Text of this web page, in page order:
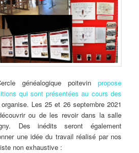
généalogique poitevin propose
qui sont présentées au cours des
organise. Les 25 et 26 septembre 2021
ou de les revoir dans la salle
Des inédits seront également
une idée du travail réalisé par nos
non exhaustive :